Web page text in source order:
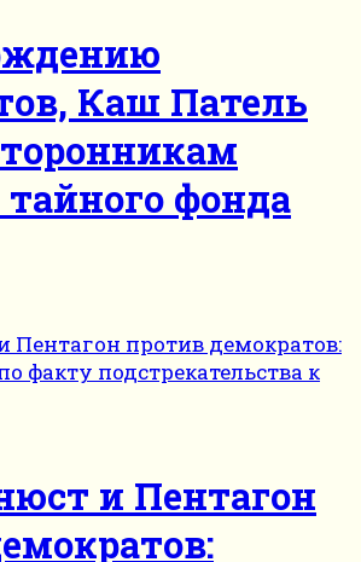
Каш Патель
тайного фонда
и Пентагон